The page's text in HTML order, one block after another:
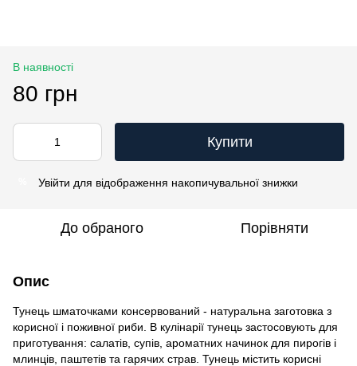
В наявності
80 грн
Купити
Увійти для відображення накопичувальної знижки
До обраного Порівняти
Опис
Тунець шматочками консервований - натуральна заготовка з
корисної і поживної риби. В кулінарії тунець застосовують для
приготування: салатів, супів, ароматних начинок для пирогів і
млинців, паштетів та гарячих страв. Тунець містить корисні